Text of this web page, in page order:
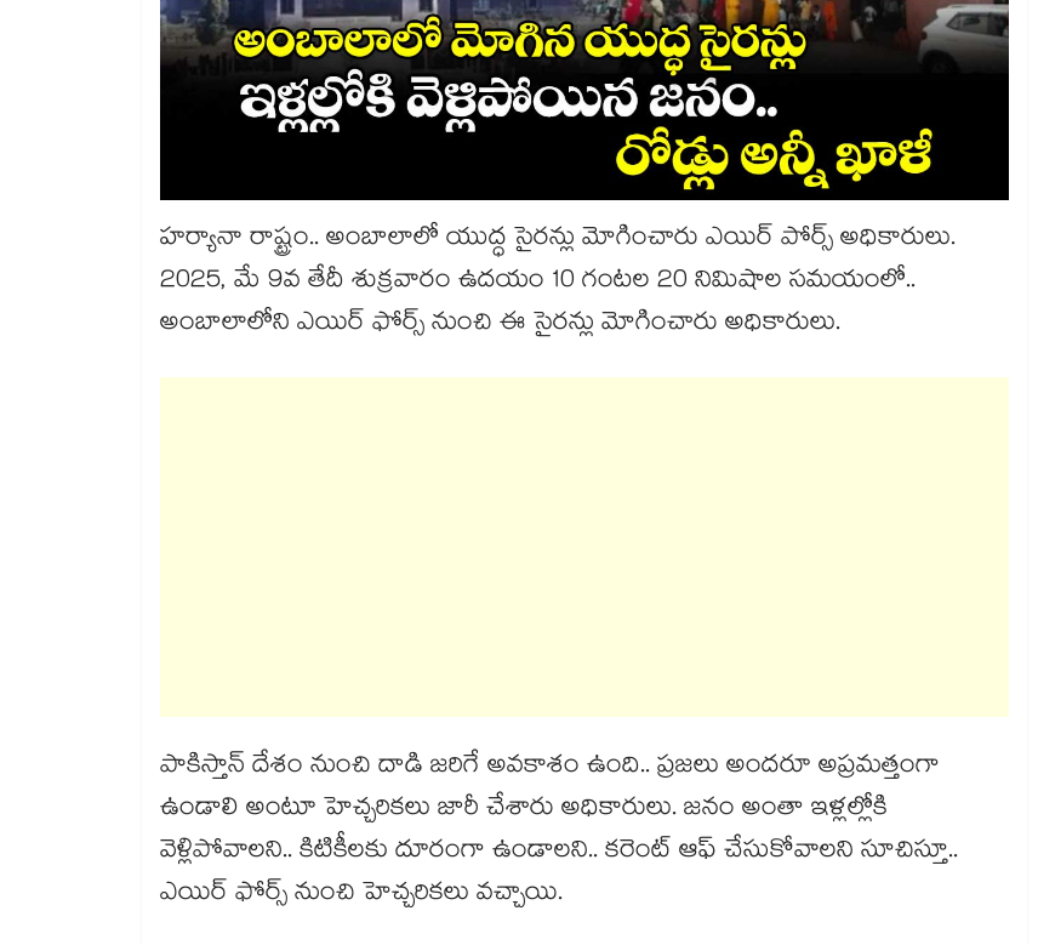
హర్యానా రాష్ట్రం.. అంబాలాలో యుద్ధ సైరన్లు మోగించారు ఎయిర్ పోర్స్ అధికారులు.
2025, మే 9వ తేదీ శుక్రవారం ఉదయం 10 గంటల 20 నిమిషాల సమయంలో..
అంబాలాలోని ఎయిర్ ఫోర్స్ నుంచి ఈ సైరన్లు మోగించారు అధికారులు.
పాకిస్తాన్ దేశం నుంచి దాడి జరిగే అవకాశం ఉంది.. ప్రజలు అందరూ అప్రమత్తంగా
ఉండాలి అంటూ హెచ్చరికలు జారీ చేశారు అధికారులు. జనం అంతా ఇళ్లల్లోకి
వెళ్లిపోవాలని.. కిటికీలకు దూరంగా ఉండాలని.. కరెంట్ ఆఫ్ చేసుకోవాలని సూచిస్తూ..
ఎయిర్ ఫోర్స్ నుంచి హెచ్చరికలు వచ్చాయి.